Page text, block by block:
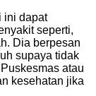
ini dapat
seperti,
Dia berpesan
supaya tidak
atau
kesehatan jika